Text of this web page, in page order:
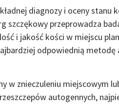
diagnozy i oceny stanu
szczękowy przeprowadza
i jakość kości w miejscu
odpowiednią metodę
w znieczuleniu miejscowym
autogennych,